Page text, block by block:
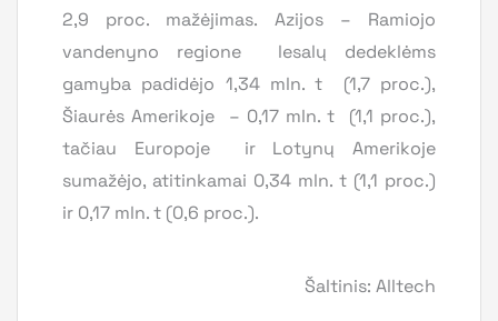
2,9 proc. mažėjimas. Azijos – Ramiojo
vandenyno regione lesalų dedeklėms
gamyba padidėjo 1,34 mln. t (1,7 proc.),
Šiaurės Amerikoje – 0,17 mln. t (1,1 proc.),
tačiau Europoje ir Lotynų Amerikoje
sumažėjo, atitinkamai 0,34 mln. t (1,1 proc.)
ir 0,17 mln. t (0,6 proc.).
Šaltinis: Alltech